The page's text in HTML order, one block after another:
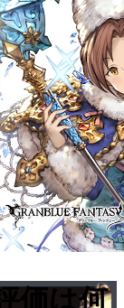
価は何